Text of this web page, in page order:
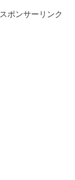
スポンサーリンク